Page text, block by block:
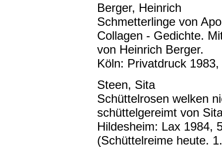
Berger, Heinrich
Schmetterlinge von
Collagen - Gedichte.
von Heinrich Berger.
Köln: Privatdruck
Steen, Sita
Schüttelrosen welken
schüttelgereimt von
Hildesheim: Lax 1984,
(Schüttelreime heute.